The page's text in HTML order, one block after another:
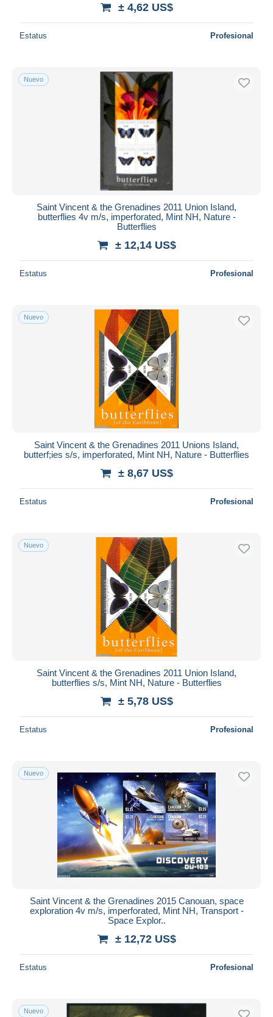
± 4,62 US$
Estatus Profesional
Nuevo
Saint Vincent & the Grenadines 2011 Union Island,
butterflies 4v m/s, imperforated, Mint NH, Nature -
Butterflies
± 12,14 US$
Estatus Profesional
Nuevo
Saint Vincent & the Grenadines 2011 Unions Island,
butterf;ies s/s, imperforated, Mint NH, Nature - Butterflies
± 8,67 US$
Estatus Profesional
Nuevo
Saint Vincent & the Grenadines 2011 Union Island,
butterflies s/s, Mint NH, Nature - Butterflies
± 5,78 US$
Estatus Profesional
Nuevo
Saint Vincent & the Grenadines 2015 Canouan, space
exploration 4v m/s, imperforated, Mint NH, Transport -
Space Explor..
± 12,72 US$
Estatus Profesional
Nuevo